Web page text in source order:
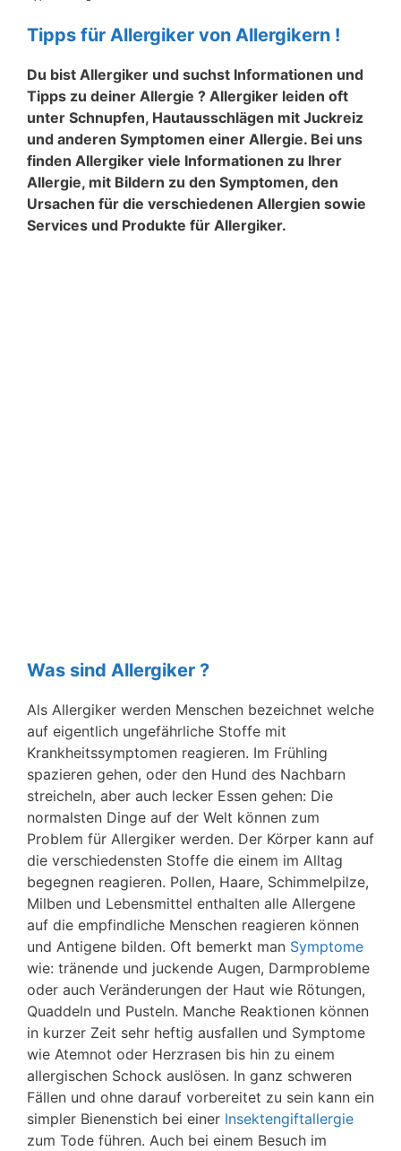
Tipps für Allergiker von Allergikern !
Du bist Allergiker und suchst Informationen und
Tipps zu deiner Allergie ? Allergiker leiden oft
unter Schnupfen, Hautausschlägen mit Juckreiz
und anderen Symptomen einer Allergie. Bei uns
finden Allergiker viele Informationen zu Ihrer
Allergie, mit Bildern zu den Symptomen, den
Ursachen für die verschiedenen Allergien sowie
Services und Produkte für Allergiker.
Was sind Allergiker ?
Als Allergiker werden Menschen bezeichnet welche
auf eigentlich ungefährliche Stoffe mit
Krankheitssymptomen reagieren. Im Frühling
spazieren gehen, oder den Hund des Nachbarn
streicheln, aber auch lecker Essen gehen: Die
normalsten Dinge auf der Welt können zum
Problem für Allergiker werden. Der Körper kann auf
die verschiedensten Stoffe die einem im Alltag
begegnen reagieren. Pollen, Haare, Schimmelpilze,
Milben und Lebensmittel enthalten alle Allergene
auf die empfindliche Menschen reagieren können
und Antigene bilden. Oft bemerkt man Symptome
wie: tränende und juckende Augen, Darmprobleme
oder auch Veränderungen der Haut wie Rötungen,
Quaddeln und Pusteln. Manche Reaktionen können
in kurzer Zeit sehr heftig ausfallen und Symptome
wie Atemnot oder Herzrasen bis hin zu einem
allergischen Schock auslösen. In ganz schweren
Fällen und ohne darauf vorbereitet zu sein kann ein
simpler Bienenstich bei einer Insektengiftallergie
zum Tode führen. Auch bei einem Besuch im